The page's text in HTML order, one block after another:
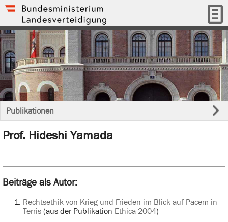
Publikationen
Prof. Hideshi Yamada
Beiträge als Autor:
Rechtsethik von Krieg und Frieden im Blick auf Pacem in
Terris(aus der Publikation Ethica 2004)